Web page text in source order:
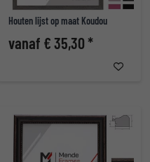
Houten lijst op maat Koudou
vanaf € 35,30 *